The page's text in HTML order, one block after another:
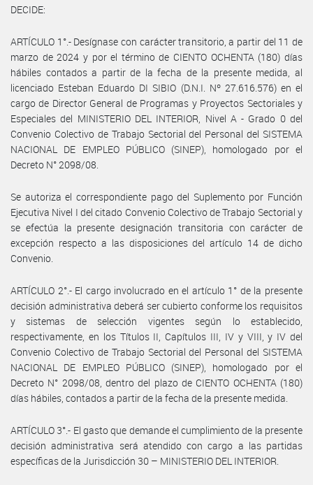
DECIDE:
ARTÍCULO 1°.- Desígnase con carácter transitorio, a partir del 11 de
marzo de 2024 y por el término de CIENTO OCHENTA (180) días
hábiles contados a partir de la fecha de la presente medida, al
licenciado Esteban Eduardo DI SIBIO (D.N.I. Nº 27.616.576) en el
cargo de Director General de Programas y Proyectos Sectoriales y
Especiales del MINISTERIO DEL INTERIOR, Nivel A - Grado 0 del
Convenio Colectivo de Trabajo Sectorial del Personal del SISTEMA
NACIONAL DE EMPLEO PÚBLICO (SINEP), homologado por el
Decreto N° 2098/08.
Se autoriza el correspondiente pago del Suplemento por Función
Ejecutiva Nivel I del citado Convenio Colectivo de Trabajo Sectorial y
se efectúa la presente designación transitoria con carácter de
excepción respecto a las disposiciones del artículo 14 de dicho
Convenio.
ARTÍCULO 2°.- El cargo involucrado en el artículo 1° de la presente
decisión administrativa deberá ser cubierto conforme los requisitos
y sistemas de selección vigentes según lo establecido,
respectivamente, en los Títulos II, Capítulos III, IV y VIII, y IV del
Convenio Colectivo de Trabajo Sectorial del Personal del SISTEMA
NACIONAL DE EMPLEO PÚBLICO (SINEP), homologado por el
Decreto N° 2098/08, dentro del plazo de CIENTO OCHENTA (180)
días hábiles, contados a partir de la fecha de la presente medida.
ARTÍCULO 3°.- El gasto que demande el cumplimiento de la presente
decisión administrativa será atendido con cargo a las partidas
específicas de la Jurisdicción 30 – MINISTERIO DEL INTERIOR.